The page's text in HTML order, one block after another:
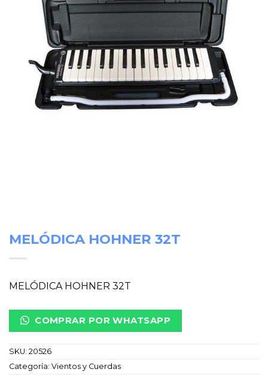
MELÓDICA HOHNER 32T
MELÓDICA HOHNER 32T
COMPRAR POR WHATSAPP
SKU: 20526
Categoría: Vientos y Cuerdas